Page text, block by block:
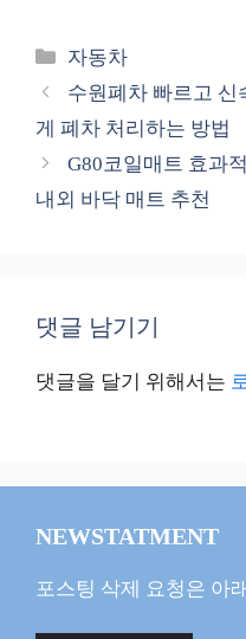
카
테
리
자동차
수원폐차 빠르고 신
게 폐차 처리하는 방법
G80코일매트 효과
내외 바닥 매트 추천
댓글 남기기
댓글을 달기 위해서는
NEWSTATMENT
포스팅 삭제 요청은 아